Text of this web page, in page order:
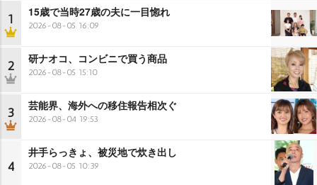
1 15歳で当時27歳の夫に一目惚れ
2026-08-05 16:09
2 研ナオコ、コンビニで買う商品
2026-08-05 15:10
3 芸能界、海外への移住報告相次ぐ
2026-08-04 19:53
4
井手らっきょ、被災地で炊き出し
2026-08-05 10:39